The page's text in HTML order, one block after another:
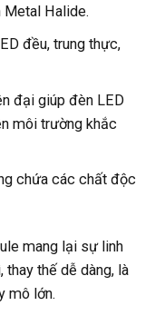
Metal Halide.
đều, trung thực,
đại giúp đèn LED
môi trường khắc
chứa các chất độc
mang lại sự linh
thế dễ dàng, là
mô lớn.